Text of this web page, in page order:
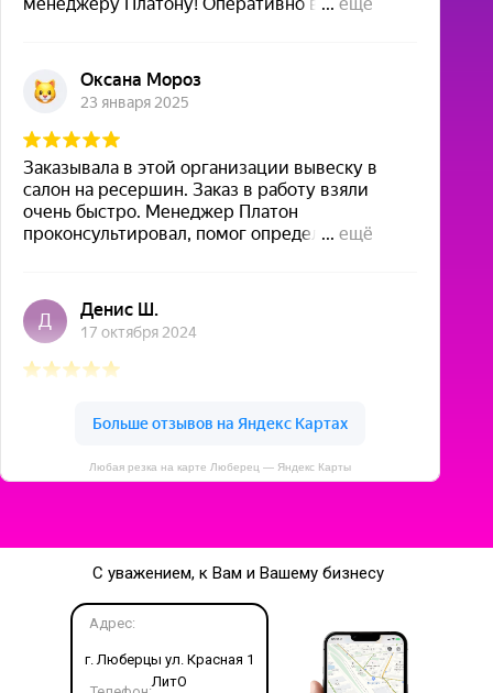
Любая резка на карте Люберец — Яндекс Карты
С уважением, к Вам и Вашему бизнесу
Адрес:
г. Люберцы ул. Красная 1
ЛитО